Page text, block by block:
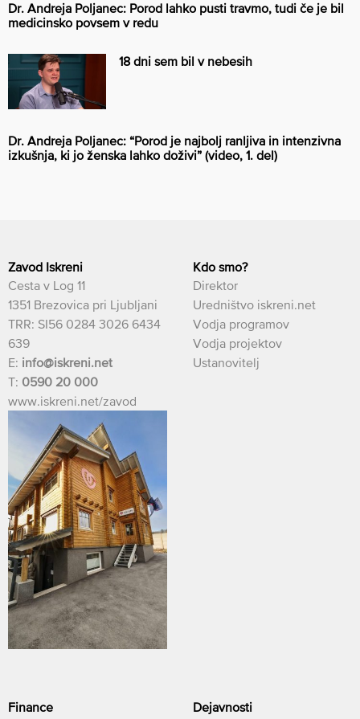
Dr. Andreja Poljanec: Porod lahko pusti travmo, tudi če je bil
medicinsko povsem v redu
18 dni sem bil v nebesih
Dr. Andreja Poljanec: “Porod je najbolj ranljiva in intenzivna
izkušnja, ki jo ženska lahko doživi” (video, 1. del)
Zavod Iskreni
Cesta v Log 11
1351 Brezovica pri Ljubljani
TRR: SI56 0284 3026 6434
639
E: info@iskreni.net
T: 0590 20 000
www.iskreni.net/zavod
Kdo smo?
Direktor
Uredništvo iskreni.net
Vodja programov
Vodja projektov
Ustanovitelj
Finance
Dejavnosti